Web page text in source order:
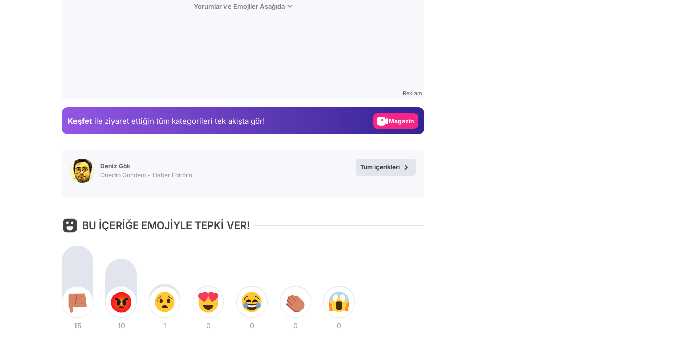
Yorumlar ve Emojiler Aşağıda
Reklam
Keşfet ile ziyaret ettiğin tüm kategorileri tek akışta gör! Magazin
Deniz Gök
Onedio Gündem - Haber Editörü
Tüm içerikleri
BU İÇERİĞE EMOJİYLE TEPKİ VER!
15 10 1 0 0 0 0